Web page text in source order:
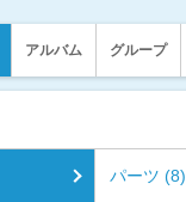
アルバム グループ
パーツ (8)